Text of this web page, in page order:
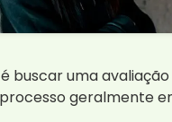
é buscar uma avaliação
geralmente